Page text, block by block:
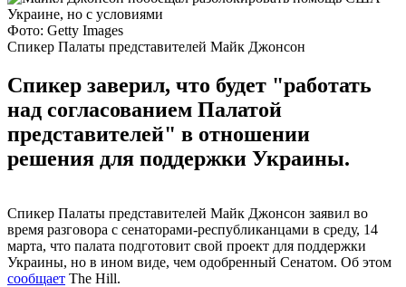
Фото: Getty Images
Спикер Палаты представителей Майк Джонсон
Спикер заверил, что будет "работать
над согласованием Палатой
представителей" в отношении
решения для поддержки Украины.
Спикер Палаты представителей Майк Джонсон заявил во
время разговора с сенаторами-республиканцами в среду, 14
марта, что палата подготовит свой проект для поддержки
Украины, но в ином виде, чем одобренный Сенатом. Об этом
сообщает The Hill.